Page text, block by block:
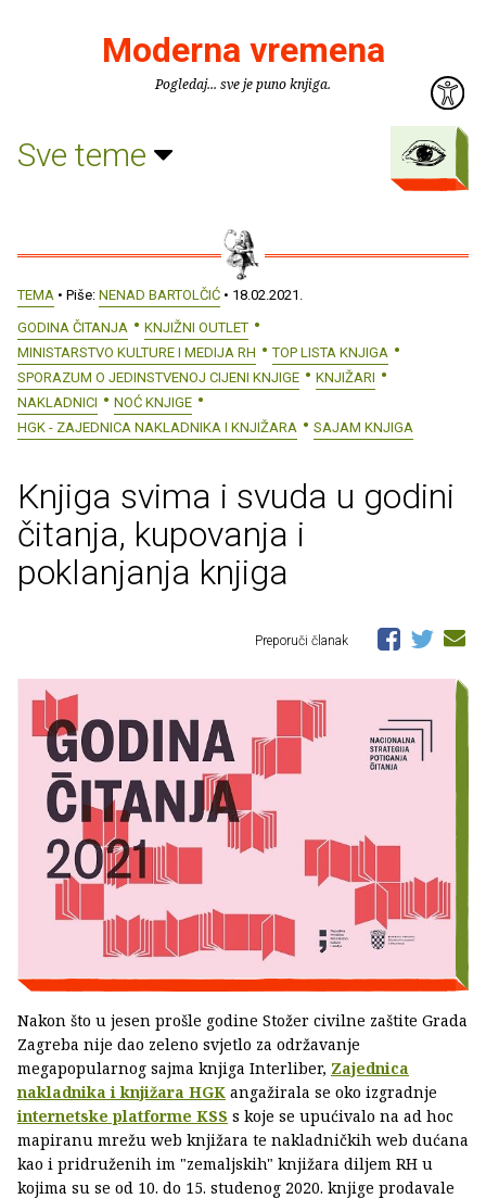
Moderna vremena
Pogledaj... sve je puno knjiga.
Sve teme
TEMA • Piše: NENAD BARTOLČIĆ • 18.02.2021.
GODINA ČITANJA
KNJIŽNI OUTLET
MINISTARSTVO KULTURE I MEDIJA RH
TOP LISTA KNJIGA
SPORAZUM O JEDINSTVENOJ CIJENI KNJIGE
KNJIŽARI
NAKLADNICI
NOĆ KNJIGE
HGK - ZAJEDNICA NAKLADNIKA I KNJIŽARA
SAJAM KNJIGA
Knjiga svima i svuda u godini
čitanja, kupovanja i
poklanjanja knjiga
Preporuči članak
Nakon što u jesen prošle godine Stožer civilne zaštite Grada
Zagreba nije dao zeleno svjetlo za održavanje
megapopularnog sajma knjiga Interliber, Zajednica
nakladnika i knjižara HGK angažirala se oko izgradnje
internetske platforme KSS s koje se upućivalo na ad hoc
mapiranu mrežu web knjižara te nakladničkih web dućana
kao i pridruženih im "zemaljskih" knjižara diljem RH u
kojima su se od 10. do 15. studenog 2020. knjige prodavale